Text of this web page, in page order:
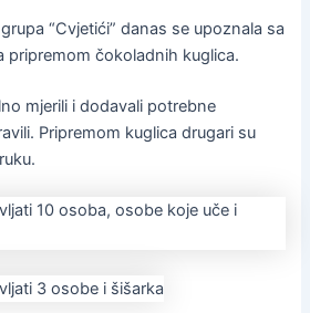
“Cvjetići” danas se upoznala sa
pripremom čokoladnih kuglica.
mjerili i dodavali potrebne
Pripremom kuglica drugari su